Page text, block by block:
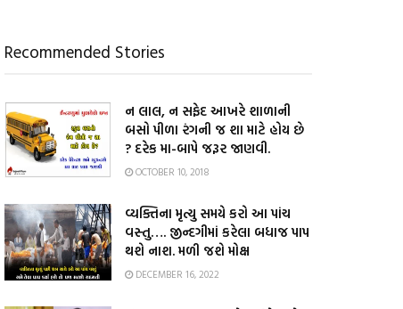
Recommended Stories
ન લાલ, ન સફેદ આખરે શાળાની
બસો પીળા રંગની જ શા માટે હોય છે
? દરેક મા-બાપે જરૂર જાણવી.
OCTOBER 10, 2018
વ્યક્તિના મૃત્યુ સમયે કરો આ પાંચ
વસ્તુ…. જીન્દગીમાં કરેલા બધાજ પાપ
થશે નાશ. મળી જશે મોક્ષ
DECEMBER 16, 2022